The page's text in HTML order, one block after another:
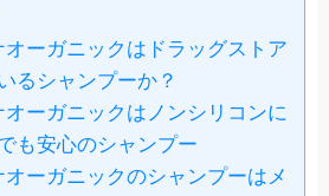
オーガニックはドラッグストア
るシャンプーか？
オーガニックはノンシリコンに
も安心のシャンプー
オーガニックのシャンプーはメ